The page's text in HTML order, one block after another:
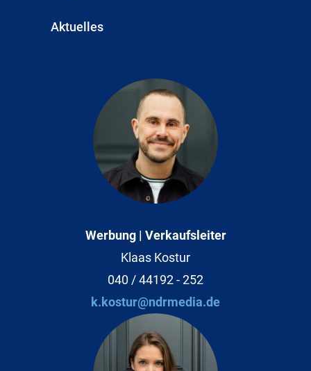
Aktuelles
Werbung | Verkaufsleiter
Klaas Kostur
040 / 44192 - 252
k.kostur@ndrmedia.de